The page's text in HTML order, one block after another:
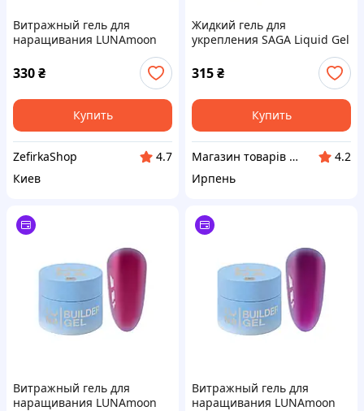
Витражный гель для
наращивания LUNAmoon
красный
330₴
Купить
ZefirkaShop
4.7
Киев
Жидкий гель для
укрепления SAGA Liquid Gel
315₴
Купить
Магазин товарів для манікюру “Nigtyky”
4.2
Ирпень
Витражный гель для
наращивания LUNAmoon
Витражный гель для
наращивания LUNAmoon